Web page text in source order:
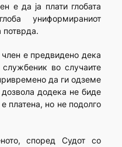
е да ја плати глобата
униформираниот
потврда.
член е предвидено дека
во случаите
да ги одземе
дозвола додека не биде
платена, но не подолго
според Судот со